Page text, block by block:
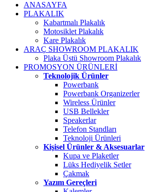
ANASAYFA
PLAKALIK
Kabartmalı Plakalık
Motosiklet Plakalık
Kare Plakalık
ARAÇ SHOWROOM PLAKALIK
Plaka Üstü Showroom Plakalık
PROMOSYON ÜRÜNLERİ
Teknolojik Ürünler
Powerbank
Powerbank Organizerler
Wireless Ürünler
USB Bellekler
Speakerlar
Telefon Standları
Teknoloji Ürünleri
Kişisel Ürünler & Aksesuarlar
Kupa ve Plaketler
Lüks Hediyelik Setler
Çakmak
Yazım Gereçleri